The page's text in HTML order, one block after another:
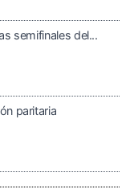
semifinales del...
paritaria